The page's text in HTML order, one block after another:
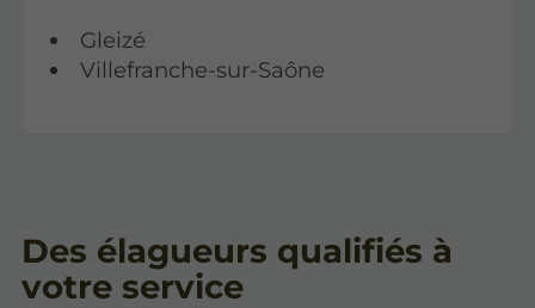
Gleizé
Villefranche-sur-Saône
Des élagueurs qualifiés à
votre service